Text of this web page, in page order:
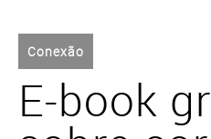
Conexão
E-book